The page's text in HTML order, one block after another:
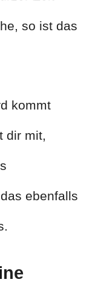
so ist das
kommt
dir mit,
ebenfalls